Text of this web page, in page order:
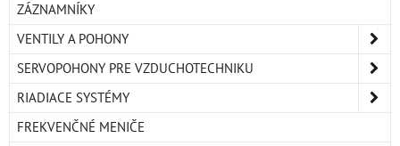
ZÁZNAMNÍKY
VENTILY A POHONY
SERVOPOHONY PRE VZDUCHOTECHNIKU
RIADIACE SYSTÉMY
FREKVENČNÉ MENIČE